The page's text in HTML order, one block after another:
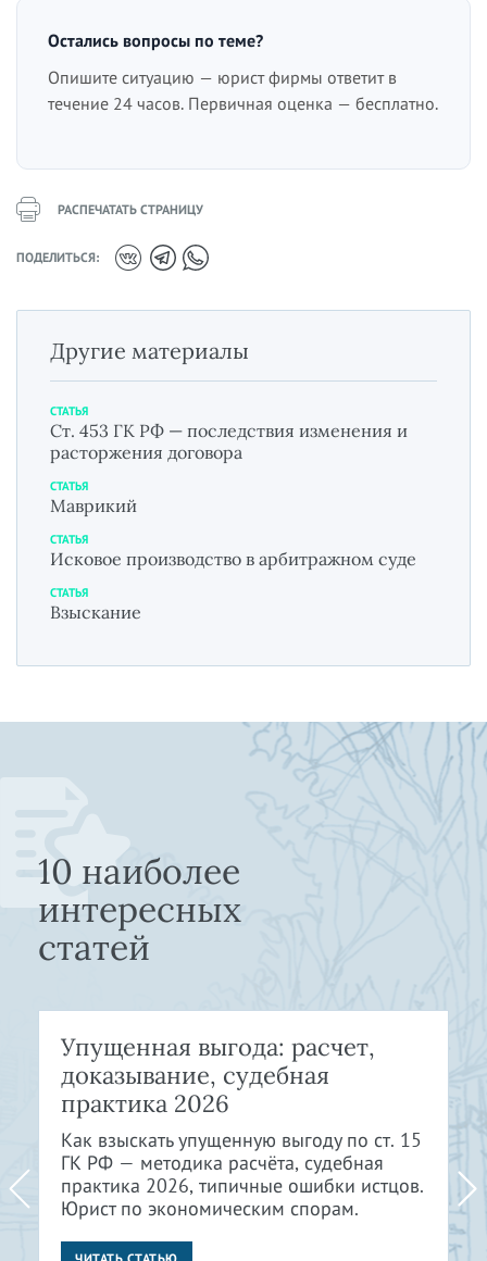
Остались вопросы по теме?
Опишите ситуацию — юрист фирмы ответит в
течение 24 часов. Первичная оценка — бесплатно.
РАСПЕЧАТАТЬ СТРАНИЦУ
ПОДЕЛИТЬСЯ:
Другие материалы
СТАТЬЯ
Ст. 453 ГК РФ — последствия изменения и
расторжения договора
СТАТЬЯ
Маврикий
СТАТЬЯ
Исковое производство в арбитражном суде
СТАТЬЯ
Взыскание
10 наиболее
интересных
статей
Упущенная выгода: расчет,
доказывание, судебная
практика 2026
Как взыскать упущенную выгоду по ст. 15
ГК РФ — методика расчёта, судебная
практика 2026, типичные ошибки истцов.
Юрист по экономическим спорам.